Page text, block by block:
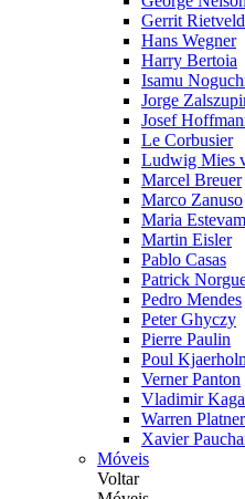
Gerrit Rietveld
Hans Wegner
Harry Bertoia
Isamu
Jorge
Josef
Le Corbusier
Ludwig Mies
Marcel Breuer
Marco Zanuso
Maria Estevam
Martin Eisler
Pablo Casas
Patrick
Pedro Mendes
Peter Ghyczy
Pierre Paulin
Poul
Verner Panton
Vladimir
Warren Platner
Xavier
Móveis
Voltar